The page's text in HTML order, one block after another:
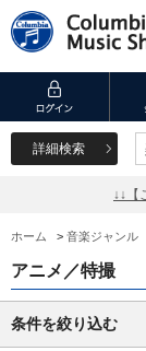
詳細検索
↓↓【
ホーム > 音楽ジャンル
アニメ／特撮
条件を絞り込む